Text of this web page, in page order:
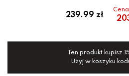
239.99 zł
Ten produkt kupisz
Użyj w koszyku